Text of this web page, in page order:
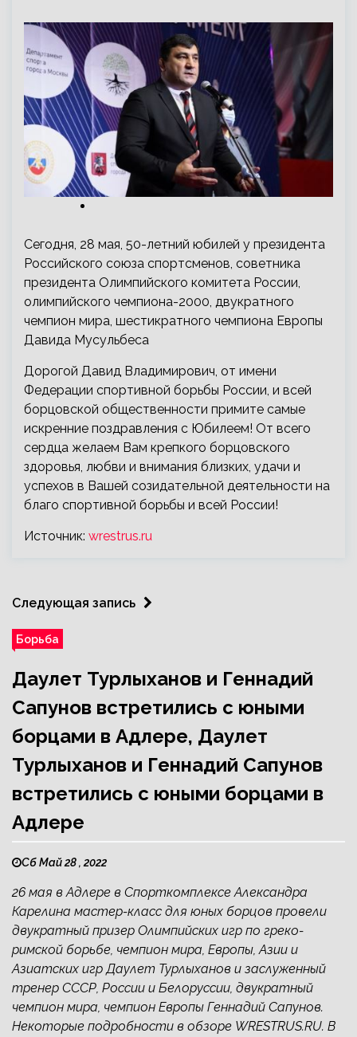
Сегодня, 28 мая, 50-летний юбилей у президента
Российского союза спортсменов, советника
президента Олимпийского комитета России,
олимпийского чемпиона-2000, двукратного
чемпион мира, шестикратного чемпиона Европы
Давида Мусульбеса
Дорогой Давид Владимирович, от имени
Федерации спортивной борьбы России, и всей
борцовской общественности примите самые
искренние поздравления с Юбилеем! От всего
сердца желаем Вам крепкого борцовского
здоровья, любви и внимания близких, удачи и
успехов в Вашей созидательной деятельности на
благо спортивной борьбы и всей России!
Источник: wrestrus.ru
Следующая запись
Борьба
Даулет Турлыханов и Геннадий
Сапунов встретились с юными
борцами в Адлере, Даулет
Турлыханов и Геннадий Сапунов
встретились с юными борцами в
Адлере
Сб Май 28 , 2022
26 мая в Адлере в Спорткомплексе Александра
Карелина мастер-класс для юных борцов провели
двукратный призер Олимпийских игр по греко-
римской борьбе, чемпион мира, Европы, Азии и
Азиатских игр Даулет Турлыханов и заслуженный
тренер СССР, России и Белоруссии, двукратный
чемпион мира, чемпион Европы Геннадий Сапунов.
Некоторые подробности в обзоре WRESTRUS.RU. В